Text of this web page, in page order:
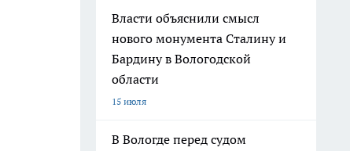
Власти объяснили смысл
нового монумента Сталину и
Бардину в Вологодской
области
15 июля
В Вологде перед судом